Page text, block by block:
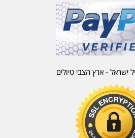
ישראל - ארץ הצבי טיולים